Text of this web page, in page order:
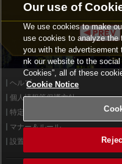
ヘルプ
個人情報等保護方針
特定商取引法に基づく表示
マナー＆ルール
設置店舗検索
Our use of
We use cookies to make
use cookies to analyze the
you with the advertisement
nk our website to the social
Cookies”, all of these
Cookie Notice